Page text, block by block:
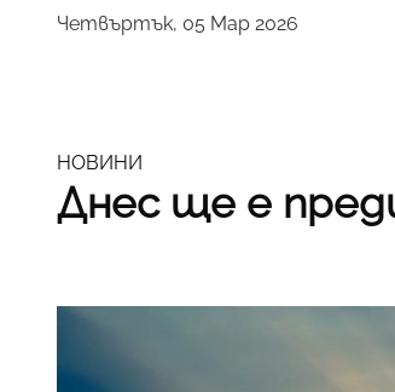
Четвъртък, 05 Мар 2026
НОВИНИ
Днес ще е